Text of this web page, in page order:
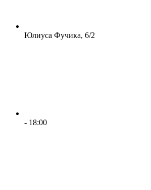
Юлиуса Фучика, 6/2
- 18:00